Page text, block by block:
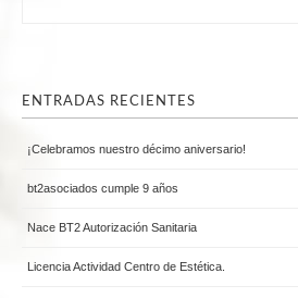
ENTRADAS RECIENTES
¡Celebramos nuestro décimo aniversario!
bt2asociados cumple 9 años
Nace BT2 Autorización Sanitaria
Licencia Actividad Centro de Estética.